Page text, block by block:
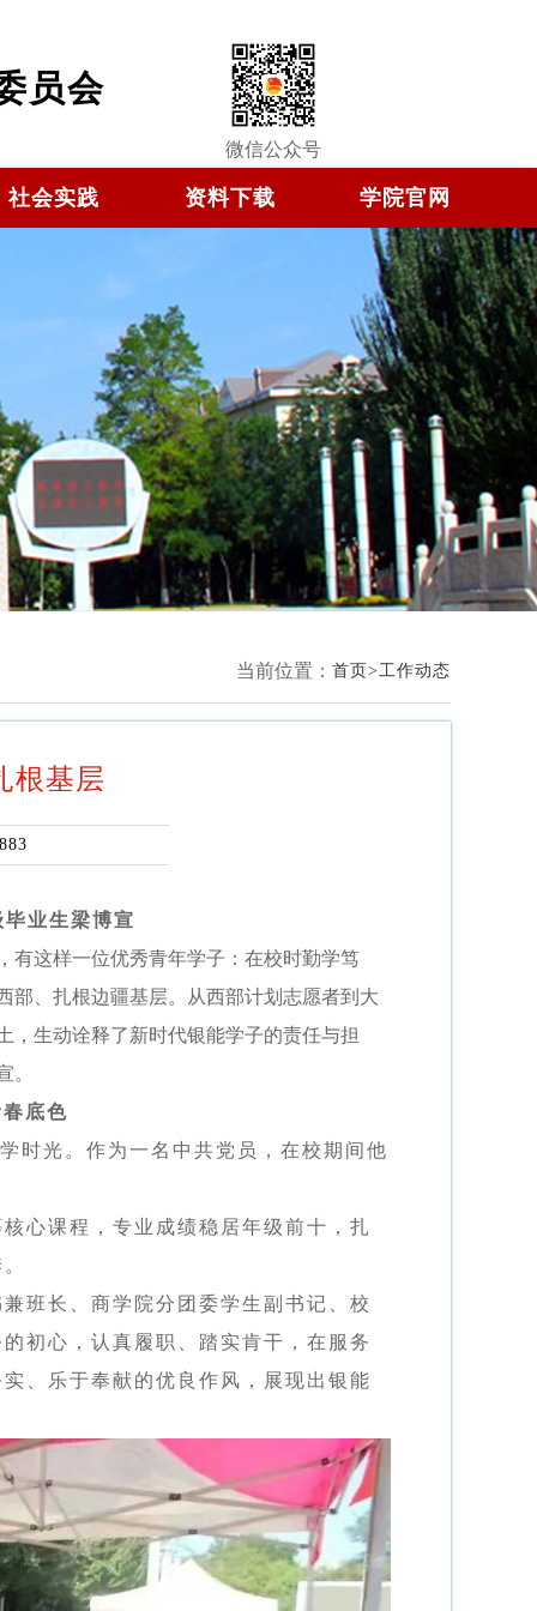
员会
微信公众号
社会实践 资料下载 学院官网
当前位置： 首页 工作动态
根基层
883
毕业生梁博宣
有这样一位优秀青年学子：在校时勤学笃
部、扎根边疆基层。从西部计划志愿者到大
，生动诠释了新时代银能学子的责任与担
。
底色
时光。作为一名中共党员，在校期间他
心课程，专业成绩稳居年级前十，扎
班长、商学院分团委学生副书记、校
初心，认真履职、踏实肯干，在服务
、乐于奉献的优良作风，展现出银能